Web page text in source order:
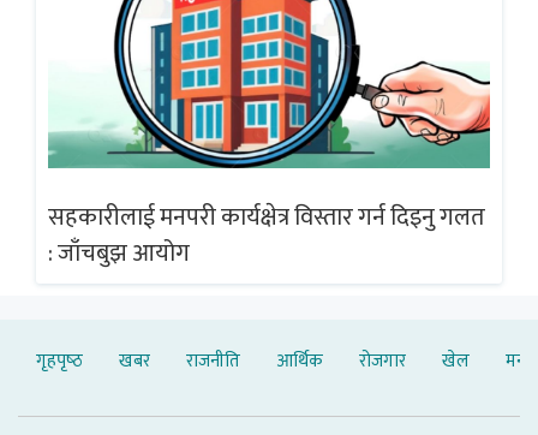
सहकारीलाई मनपरी कार्यक्षेत्र विस्तार गर्न दिइनु गलत
: जाँचबुझ आयोग
गृहपृष्‍ठ खबर राजनीति आर्थिक रोजगार खेल